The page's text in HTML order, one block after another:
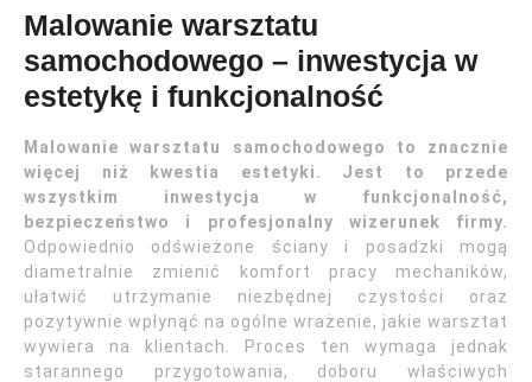
Malowanie warsztatu
samochodowego – inwestycja w
estetykę i funkcjonalność
Malowanie warsztatu samochodowego to znacznie
więcej niż kwestia estetyki. Jest to przede
wszystkim inwestycja w funkcjonalność,
bezpieczeństwo i profesjonalny wizerunek firmy.
Odpowiednio odświeżone ściany i posadzki mogą
diametralnie zmienić komfort pracy mechaników,
ułatwić utrzymanie niezbędnej czystości oraz
pozytywnie wpłynąć na ogólne wrażenie, jakie warsztat
wywiera na klientach. Proces ten wymaga jednak
starannego przygotowania, doboru właściwych